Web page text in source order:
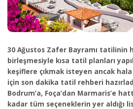
30 Ağustos Zafer Bayramı tatilinin
birleşmesiyle kısa tatil planları
keşiflere çıkmak isteyen ancak
için son dakika tatil rehberi
Bodrum’a, Foça’dan Marmaris’e
kadar tüm seçeneklerin yer aldığı